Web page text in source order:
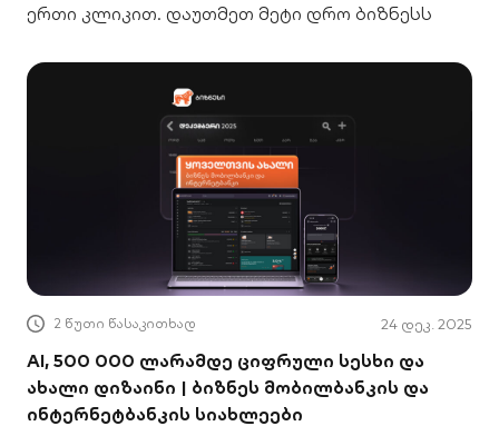
ერთი კლიკით. დაუთმეთ მეტი დრო ბიზნესს
2 წუთი წასაკითხად 24 დეკ. 2025
AI, 500 000 ლარამდე ციფრული სესხი და
ახალი დიზაინი | ბიზნეს მობილბანკის და
ინტერნეტბანკის სიახლეები